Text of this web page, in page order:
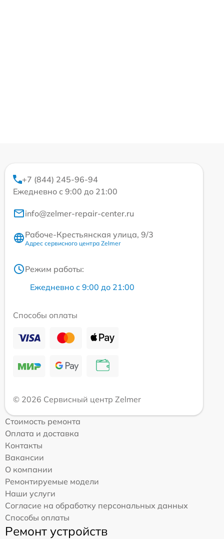
+7 (844) 245-96-94
Ежедневно с 9:00 до 21:00
info@zelmer-repair-center.ru
Рабоче-Крестьянская улица, 9/3
Адрес сервисного центра Zelmer
Режим работы:
Ежедневно с 9:00 до 21:00
Способы оплаты
© 2026 Сервисный центр Zelmer
Стоимость ремонта
Оплата и доставка
Контакты
Вакансии
О компании
Ремонтируемые модели
Наши услуги
Согласие на обработку персональных данных
Способы оплаты
Ремонт устройств